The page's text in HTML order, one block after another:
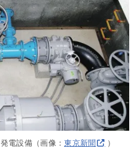
電設備（画像：東京新聞 ）